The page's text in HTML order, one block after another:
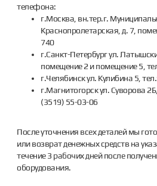
телефона:
г.Москва, вн.тер.г.
Краснопролетарская, д. 7,
740
г.Санкт-Петербург ул.
помещение 2 и помещение 5,
г.Челябинск ул. Кулибина 5,
г.Магнитогорск ул. Суворова
(3519) 55-03-06
После уточнения всех деталей мы
или возврат денежных средств на
течение 3 рабочих дней после
оборудования.